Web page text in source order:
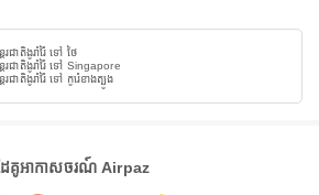
ជាតិងូរ៉ារ៉ៃ ទៅ ថៃ
រជាតិងូរ៉ារ៉ៃ ទៅ Singapore
ជាតិងូរ៉ារ៉ៃ ទៅ កូរ៉េខាងត្បូង
ៃគូអាកាសចរណ៍ Airpaz